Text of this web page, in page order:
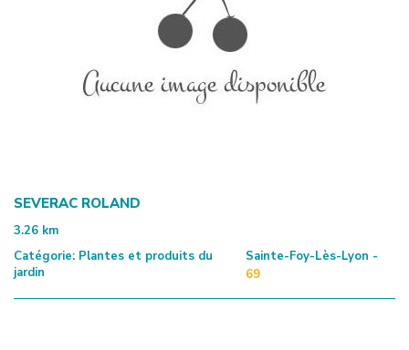
SEVERAC ROLAND
3.26 km
Catégorie: Plantes et produits du
jardin
Sainte-Foy-Lès-Lyon -
69